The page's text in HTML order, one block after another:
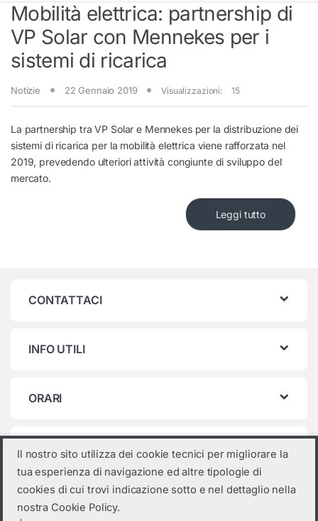
Mobilità elettrica: partnership di
VP Solar con Mennekes per i
sistemi di ricarica
Notizie 22 Gennaio 2019 Visualizzazioni: 15
La partnership tra VP Solar e Mennekes per la distribuzione dei
sistemi di ricarica per la mobilità elettrica viene rafforzata nel
2019, prevedendo ulteriori attività congiunte di sviluppo del
mercato.
Leggi tutto
CONTATTACI
INFO UTILI
ORARI
Categorie prodotto
Seleziona una categoria
Il nostro sito utilizza dei cookie tecnici per migliorare la
tua esperienza di navigazione ed altre tipologie di
cookies di cui trovi indicazione sotto e nel dettaglio nella
nostra Cookie Policy.